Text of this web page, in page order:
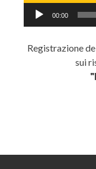
Audio
00:00
Registrazione
sui